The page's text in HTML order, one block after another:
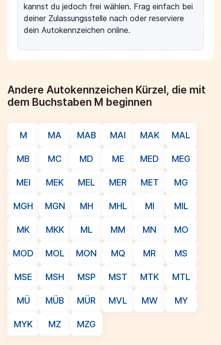
kannst du jedoch frei wählen. Frag einfach bei
deiner Zulassungsstelle nach oder reserviere
dein Autokennzeichen online.
Andere Autokennzeichen Kürzel, die mit
dem Buchstaben M beginnen
M MA MAB MAI MAK MAL
MB MC MD ME MED MEG
MEI MEK MEL MER MET MG
MGH MGN MH MHL MI MIL
MK MKK ML MM MN MO
MOD MOL MON MQ MR MS
MSE MSH MSP MST MTK MTL
MÜ MÜB MÜR MVL MW MY
MYK MZ MZG